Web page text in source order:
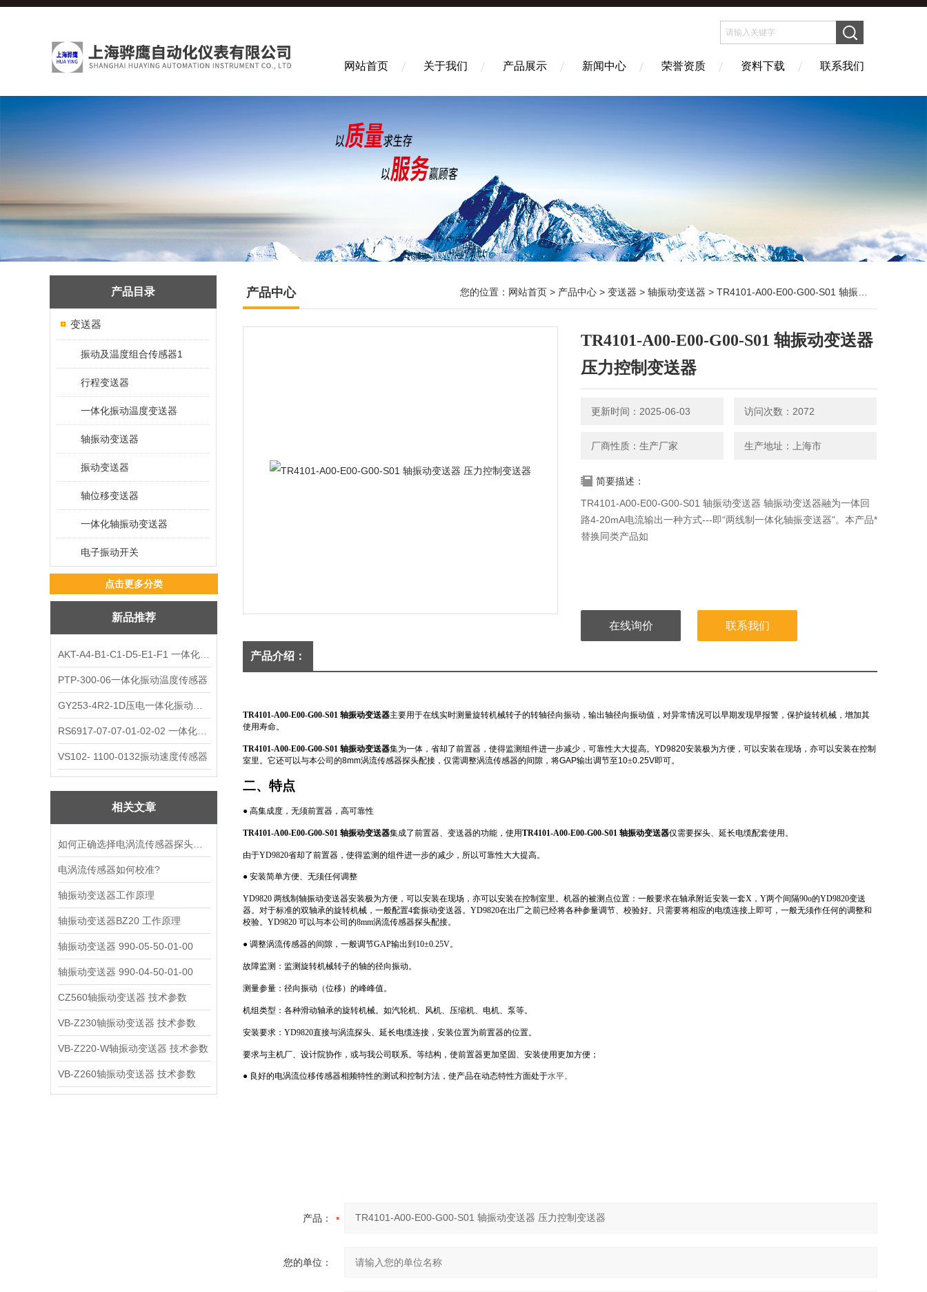
网站首页 关于我们 产品展示 新闻中心 荣誉资质 资料下载 联系我们
产品目录
变送器
振动及温度组合传感器1
行程变送器
一体化振动温度变送器
轴振动变送器
振动变送器
轴位移变送器
一体化轴振动变送器
电子振动开关
点击更多分类
新品推荐
PTP-300-06一体化振动温度传感器
VS102- 1100-0132振动速度传感器
相关文章
电涡流传感器如何校准?
轴振动变送器工作原理
轴振动变送器BZ20 工作原理
轴振动变送器 990-05-50-01-00
轴振动变送器 990-04-50-01-00
CZ560轴振动变送器 技术参数
VB-Z230轴振动变送器 技术参数
VB-Z220-W轴振动变送器 技术参数
VB-Z260轴振动变送器 技术参数
产品中心 您的位置： 网站首页 > 产品中心 > 变送器 > 轴振动变送器 > TR4101-A00-E00-G00-S01 轴振动变送器 压力控制变送器
TR4101-A00-E00-G00-S01 轴振动变送器
压力控制变送器
更新时间：2025-06-03 访问次数：2072
厂商性质：生产厂家 生产地址：上海市
简要描述：
TR4101-A00-E00-G00-S01 轴振动变送器 轴振动变送器融为一体回
路4-20mA电流输出一种方式---即“两线制一体化轴振变送器"。本产品*
替换同类产品如
在线询价 联系我们
产品介绍：
TR4101-A00-E00-G00-S01 轴振动变送器主要用于在线实时测量旋转机械转子的转轴径向振动，输出轴径向振动值，对异常情况可以早期发现早报警，保护旋转机械，增加其
使用寿命。
TR4101-A00-E00-G00-S01 轴振动变送器集为一体，省却了前置器，使得监测组件进一步减少，可靠性大大提高。 YD9820安装极为方便，可以安装在现场，亦可以安装在控制
室里。它还可以与本公司的8mm涡流传感器探头配接，仅需调整涡流传感器的间隙，将GAP输出调节至10±0.25V即可。
二、特点
● 高集成度，无须前置器，高可靠性
TR4101-A00-E00-G00-S01 轴振动变送器集成了前置器、变送器的功能，使用TR4101-A00-E00-G00-S01 轴振动变送器仅需要探头、延长电缆配套使用。
由于YD9820省却了前置器，使得监测的组件进一步的减少，所以可靠性大大提高。
● 安装简单方便、无须任何调整
YD9820 两线制轴振动变送器安装极为方便，可以安装在现场，亦可以安装在控制室里。机器的被测点位置：一般要求在轴承附近安装一套X，Y两个间隔90o的YD9820变送
器。对于标准的双轴承的旋转机械，一般配置4套振动变送器。YD9820在出厂之前已经将各种参量调节、校验好。只需要将相应的电缆连接上即可，一般无须作任何的调整和
校验。YD9820 可以与本公司的8mm涡流传感器探头配接。
● 调整涡流传感器的间隙，一般调节GAP输出到10±0.25V。
故障监测：监测旋转机械转子的轴的径向振动。
测量参量：径向振动（位移）的峰峰值。
机组类型：各种滑动轴承的旋转机械。如汽轮机、风机、压缩机、电机、泵等。
安装要求：YD9820直接与涡流探头、延长电缆连接，安装位置为前置器的位置。
要求与主机厂、设计院协作，或与我公司联系。等结构，使前置器更加坚固、安装使用更加方便；
● 良好的电涡流位移传感器相频特性的测试和控制方法，使产品在动态特性方面处于水平。
产品：
您的单位：